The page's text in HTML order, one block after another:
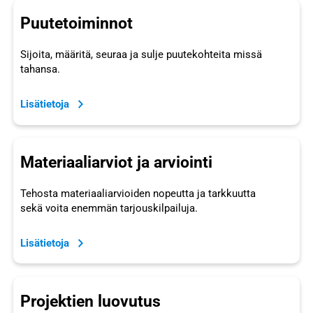
Puutetoiminnot
Sijoita, määritä, seuraa ja sulje puutekohteita missä
tahansa.
Lisätietoja
Materiaaliarviot ja arviointi
Tehosta materiaaliarvioiden nopeutta ja tarkkuutta
sekä voita enemmän tarjouskilpailuja.
Lisätietoja
Projektien luovutus